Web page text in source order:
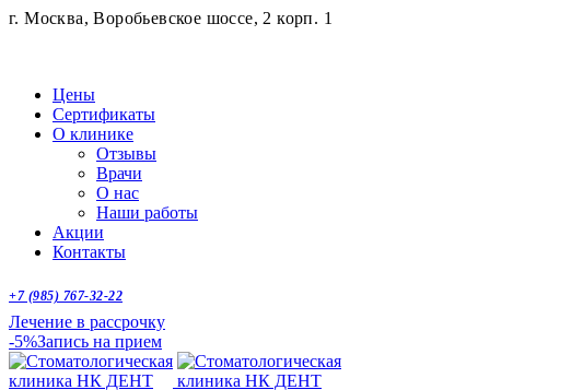
г. Москва, Воробьевское шоссе, 2 корп. 1
Цены
Сертификаты
О клинике
Отзывы
Врачи
О нас
Наши работы
Акции
Контакты
+7 (985) 767-32-22
Лечение в рассрочку
-5%Запись на прием